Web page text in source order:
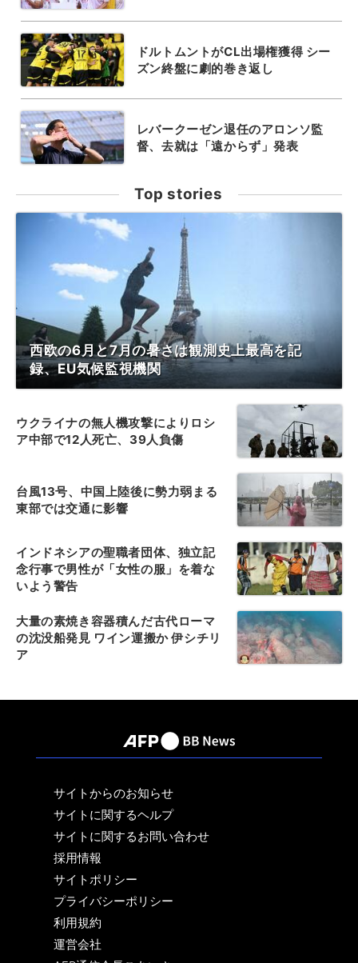
ドルトムントがCL出場権獲得 シー
ズン終盤に劇的巻き返し
レバークーゼン退任のアロンソ監
督、去就は「遠からず」発表
Top stories
西欧の6月と7月の暑さは観測史上最高を記
録、EU気候監視機関
ウクライナの無人機攻撃によりロシ
ア中部で12人死亡、39人負傷
台風13号、中国上陸後に勢力弱まる
東部では交通に影響
インドネシアの聖職者団体、独立記
念行事で男性が「女性の服」を着な
いよう警告
大量の素焼き容器積んだ古代ローマ
の沈没船発見 ワイン運搬か 伊シチリ
ア
サイトからのお知らせ
サイトに関するヘルプ
サイトに関するお問い合わせ
採用情報
サイトポリシー
プライバシーポリシー
利用規約
運営会社